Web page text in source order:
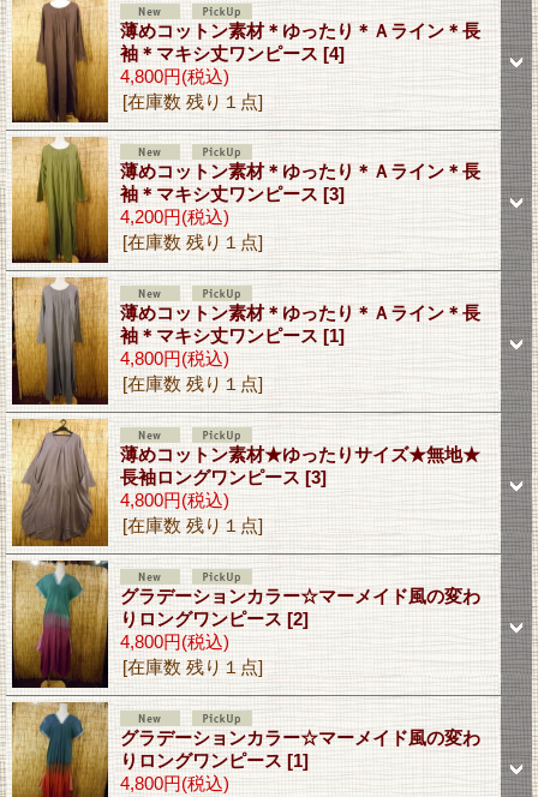
薄めコットン素材＊ゆったり＊Ａライン＊長
袖＊マキシ丈ワンピース [4]
4,800円(税込)
[在庫数 残り１点]
薄めコットン素材＊ゆったり＊Ａライン＊長
袖＊マキシ丈ワンピース [3]
4,200円(税込)
[在庫数 残り１点]
薄めコットン素材＊ゆったり＊Ａライン＊長
袖＊マキシ丈ワンピース [1]
4,800円(税込)
[在庫数 残り１点]
薄めコットン素材★ゆったりサイズ★無地★
長袖ロングワンピース [3]
4,800円(税込)
[在庫数 残り１点]
グラデーションカラー☆マーメイド風の変わ
りロングワンピース [2]
4,800円(税込)
[在庫数 残り１点]
グラデーションカラー☆マーメイド風の変わ
りロングワンピース [1]
4,800円(税込)